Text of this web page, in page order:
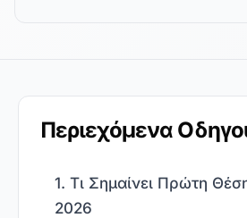
Περιεχόμενα
1. Τι Σημαίνει Πρώτη
2026